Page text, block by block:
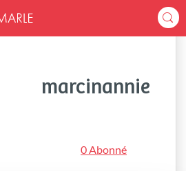
marcinannie
0 Abonné